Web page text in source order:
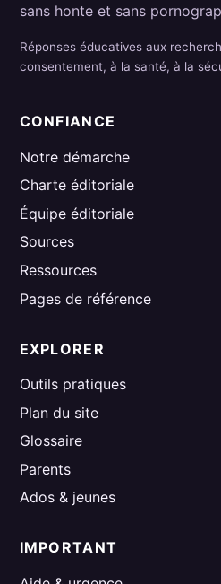
sans honte et sans
Réponses éducatives aux
consentement, à la santé, à la
CONFIANCE
Notre démarche
Charte éditoriale
Équipe éditoriale
Sources
Ressources
Pages de référence
EXPLORER
Outils pratiques
Plan du site
Glossaire
Parents
Ados & jeunes
IMPORTANT